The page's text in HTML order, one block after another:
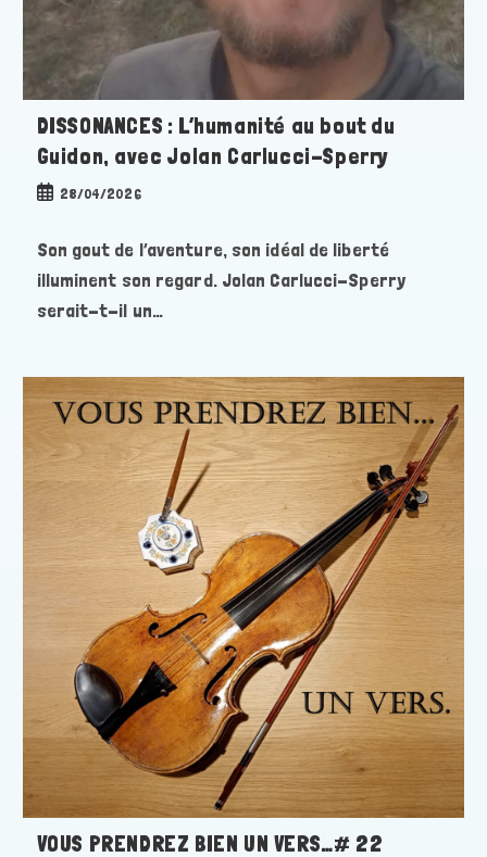
DISSONANCES : L’humanité au bout du
Guidon, avec Jolan Carlucci-Sperry
Publication
28/04/2026
Son gout de l’aventure, son idéal de liberté
illuminent son regard. Jolan Carlucci-Sperry
serait-t-il un…
VOUS PRENDREZ BIEN UN VERS…# 22